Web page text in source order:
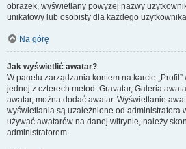
obrazek, wyświetlany powyżej nazwy
unikatowy lub osobisty dla każdego
Na górę
Jak wyświetlić awatar?
W panelu zarządzania kontem na karcie „Profil”
jednej z czterech metod: Gravatar, Galeria
awatar, można dodać awatar. Wyświetlanie
wyświetlania są uzależnione od administratora
używać awatarów na danej witrynie, należy
administratorem.